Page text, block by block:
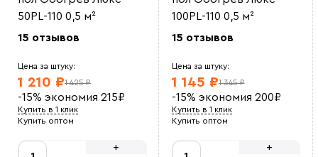
50PL-110 0,5 м²
15 отзывов
Цена за штуку:
1 425 ₽
1 210 ₽
-15% экономия 215₽
Купить в 1 клик
Купить оптом
+
100PL-110 0,5 м²
15 отзывов
Цена за штуку:
1 345 ₽
1 145 ₽
-15% экономия 200₽
Купить в 1 клик
Купить оптом
+